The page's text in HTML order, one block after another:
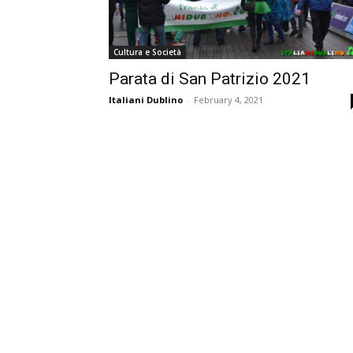
Cultura e Società
Parata di San Patrizio 2021
Italiani Dublino - February 4, 2021